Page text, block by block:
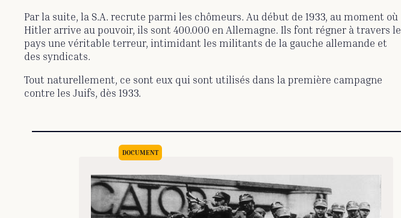
Par la suite, la S.A. recrute parmi les chômeurs. Au début de 1933, au moment où
Hitler arrive au pouvoir, ils sont 400.000 en Allemagne. Ils font régner à travers le
pays une véritable terreur, intimidant les militants de la gauche allemande et
des syndicats.
Tout naturellement, ce sont eux qui sont utilisés dans la première campagne
contre les Juifs, dès 1933.